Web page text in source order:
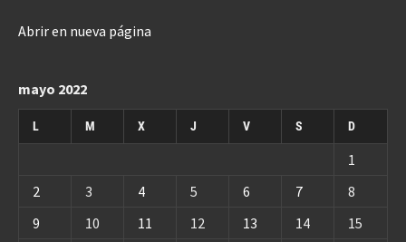
Abrir en nueva página
mayo 2022
L M X J V S D
1
2
3 4 5 6 7
8
9
10 11 12 13 14 15